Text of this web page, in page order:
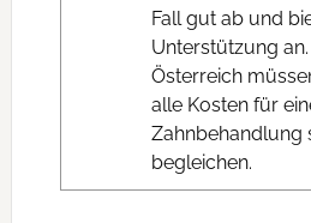
Fall gut ab und
Unterstützung
Österreich
alle Kosten für
Zahnbehandlung
begleichen.